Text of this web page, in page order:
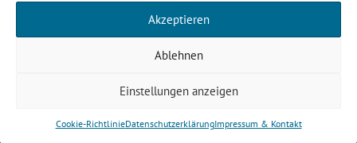
Akzeptieren
Ablehnen
Einstellungen anzeigen
Cookie-RichtlinieDatenschutzerklärungImpressum & Kontakt
Datenschutzerklärung
gefördert von